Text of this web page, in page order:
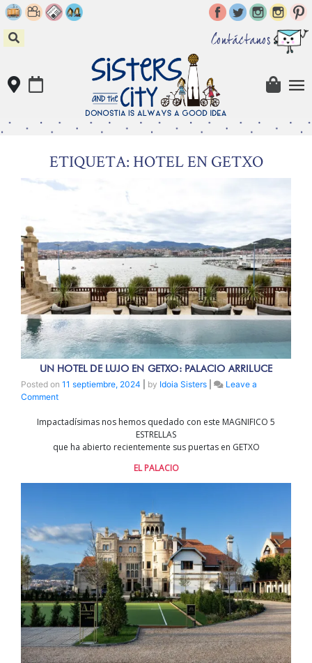
Skip
to
content
Contáctanos
ETIQUETA: HOTEL EN GETXO
UN HOTEL DE LUJO EN GETXO: PALACIO ARRILUCE
Posted on 11 septiembre, 2024 by Idoia Sisters
Leave a
Commenton
hotel
lujo
PALACIO
Impactadísimas nos hemos quedado con este MAGNIFICO 5
ESTRELLAS
que ha abierto recientemente sus puertas en GETXO
EL PALACIO